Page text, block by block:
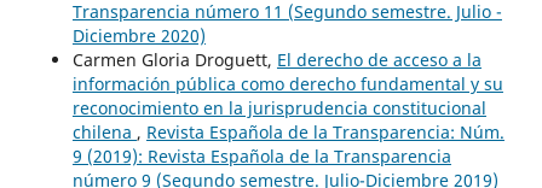
Transparencia número 11 (Segundo semestre. Julio -
Diciembre 2020)
Carmen Gloria Droguett, El derecho de acceso a la
información pública como derecho fundamental y su
reconocimiento en la jurisprudencia constitucional
chilena , Revista Española de la Transparencia: Núm.
9 (2019): Revista Española de la Transparencia
número 9 (Segundo semestre. Julio-Diciembre 2019)